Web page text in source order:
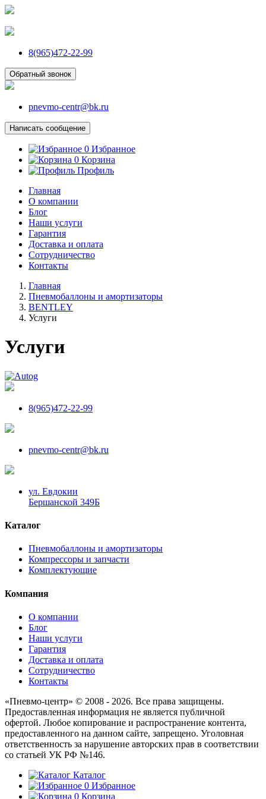
8(965)472-22-99
Обратный звонок
pnevmo-centr@bk.ru
Написать сообщение
0 Избранное
0 Корзина
Профиль
Главная
О компании
Блог
Наши услуги
Гарантия
Доставка и оплата
Сотрудничество
Контакты
Главная
Пневмобаллоны и амортизаторы
BENTLEY
Услуги
Услуги
8(965)472-22-99
pnevmo-centr@bk.ru
ул. Евдокии
Бершанской 349Б
Каталог
Пневмобаллоны и амортизаторы
Компрессоры и запчасти
Комплектующие
Компания
О компании
Блог
Наши услуги
Гарантия
Доставка и оплата
Сотрудничество
Контакты
«Пневмо-центр» © 2008 - 2026. Все права защищены.
Предоставленная информация не является публичной
офертой. Любое копирование и распространение контента,
предоставленного на данном сайте, запрещено. Уголовная
ответственность за нарушение авторских прав в соответствии
со статьей УК РФ №146.
Каталог
0 Избранное
0 Корзина